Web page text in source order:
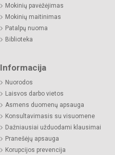
Mokinių pavėžėjimas
Mokinių maitinimas
Patalpų nuoma
Biblioteka
Informacija
Nuorodos
Laisvos darbo vietos
Asmens duomenų apsauga
Konsultavimasis su visuomene
Dažniausiai užduodami klausimai
Pranešėjų apsauga
Korupcijos prevencija